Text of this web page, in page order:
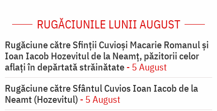
RUGĂCIUNILE LUNII AUGUST
Rugăciune către Sfinții Cuvioși Macarie Romanul și
Ioan Iacob Hozevitul de la Neamț, păzitorii celor
aflați în depărtată străinătate- 5 August
Rugăciune către Sfântul Cuvios Ioan Iacob de la
Neamt (Hozevitul) - 5 August